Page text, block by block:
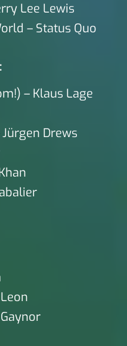
Lee Lewis
– Status Quo
– Klaus Lage
Drews